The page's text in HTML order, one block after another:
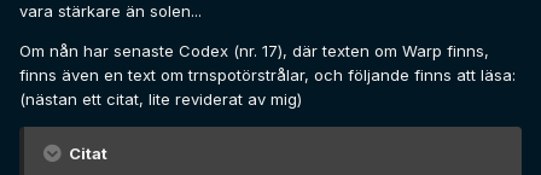
vara stärkare än solen...
Om nån har senaste Codex (nr. 17), där texten om Warp finns,
finns även en text om trnspotörstrålar, och följande finns att läsa:
(nästan ett citat, lite reviderat av mig)
Citat